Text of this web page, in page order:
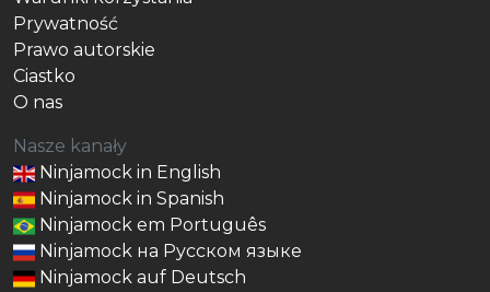
Prywatność
Prawo autorskie
Ciastko
O nas
Nasze kanały
Ninjamock in English
Ninjamock in Spanish
Ninjamock em Português
Ninjamock на Русском языке
Ninjamock auf Deutsch